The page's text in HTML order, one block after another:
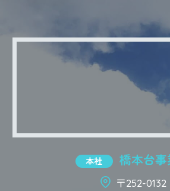
本社 橋本台事
〒252-0132